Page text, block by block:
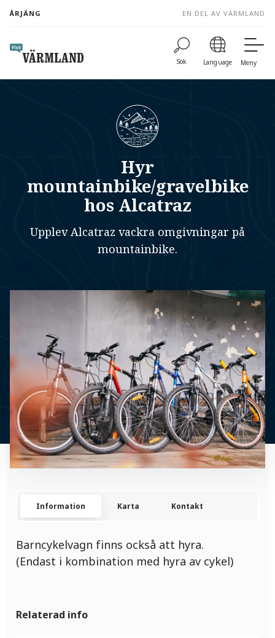
content
ÅRJÄNG EN DEL AV VÄRMLAND
Sök Language Meny
Hyr
mountainbike/gravelbike
hos Alcatraz
Upplev Alcatraz vackra omgivningar på
mountainbike.
Information Karta Kontakt
Barncykelvagn finns också att hyra.
(Endast i kombination med hyra av cykel)
Relaterad info